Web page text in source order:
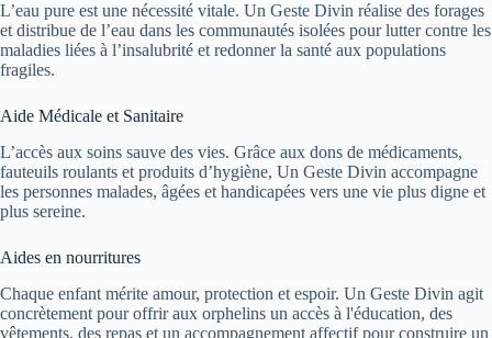
L’eau pure est une nécessité vitale. Un Geste Divin réalise des forages
et distribue de l’eau dans les communautés isolées pour lutter contre les
maladies liées à l’insalubrité et redonner la santé aux populations
fragiles.
Aide Médicale et Sanitaire
L’accès aux soins sauve des vies. Grâce aux dons de médicaments,
fauteuils roulants et produits d’hygiène, Un Geste Divin accompagne
les personnes malades, âgées et handicapées vers une vie plus digne et
plus sereine.
Aides en nourritures
Chaque enfant mérite amour, protection et espoir. Un Geste Divin agit
concrètement pour offrir aux orphelins un accès à l'éducation, des
vêtements, des repas et un accompagnement affectif pour construire un